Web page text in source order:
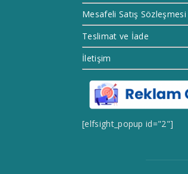
Mesafeli Satış Sözleşmesi
Teslimat ve İade
İletişim
[elfsight_popup id="2"]